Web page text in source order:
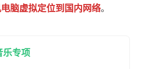
脑虚拟定位到国内网络。
乐专项